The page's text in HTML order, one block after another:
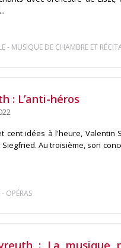
- MUSIQUE DE CHAMBRE ET
: L’anti-héros
cent idées à l'heure, Valentin
Au troisième, son
- OPÉRAS
: La musique